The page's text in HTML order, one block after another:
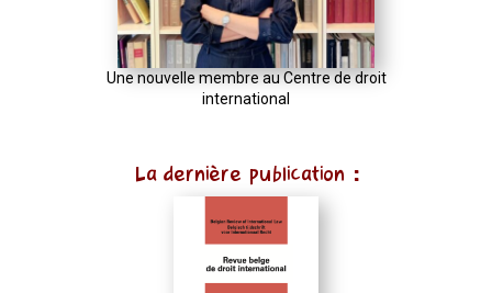
Une nouvelle membre au Centre de droit
international
La dernière publication :